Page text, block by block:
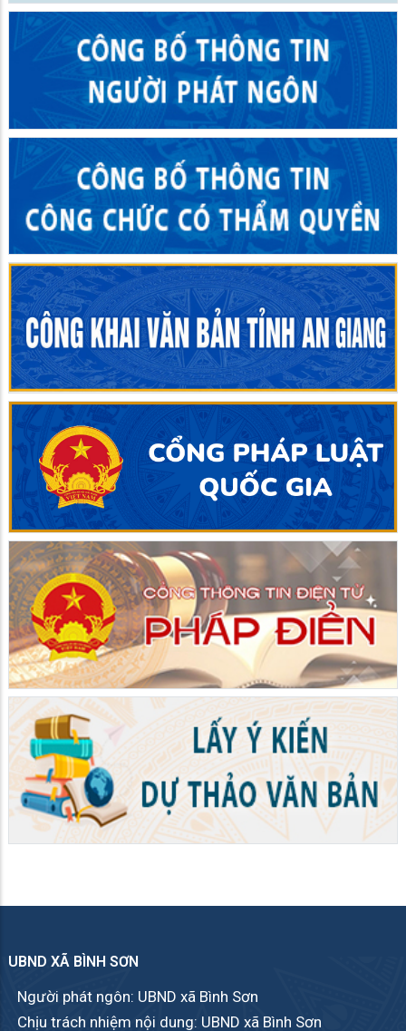
UBND XÃ BÌNH SƠN
Người phát ngôn: UBND xã Bình Sơn
Chịu trách nhiệm nội dung: UBND xã Bình Sơn